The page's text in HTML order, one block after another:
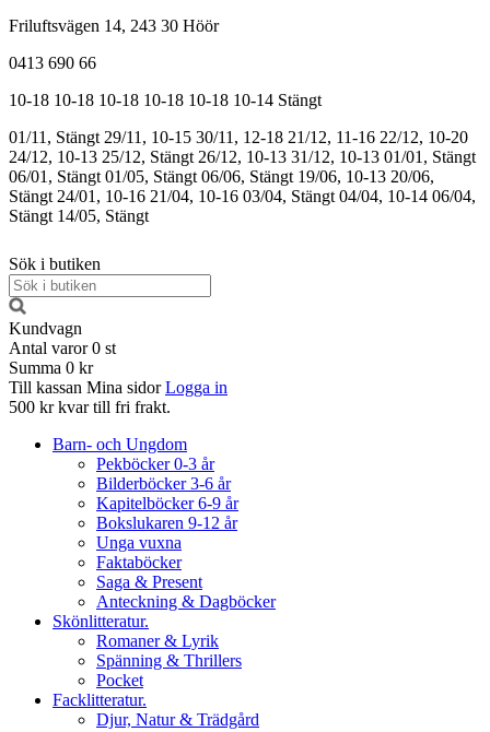
Friluftsvägen 14, 243 30 Höör
0413 690 66
10-18 10-18 10-18 10-18 10-18 10-14 Stängt
01/11, Stängt 29/11, 10-15 30/11, 12-18 21/12, 11-16 22/12, 10-20
24/12, 10-13 25/12, Stängt 26/12, 10-13 31/12, 10-13 01/01, Stängt
06/01, Stängt 01/05, Stängt 06/06, Stängt 19/06, 10-13 20/06,
Stängt 24/01, 10-16 21/04, 10-16 03/04, Stängt 04/04, 10-14 06/04,
Stängt 14/05, Stängt
Sök i butiken
Kundvagn
Antal varor 0 st
Summa 0 kr
Till kassan Mina sidor Logga in
500 kr kvar till fri frakt.
Barn- och Ungdom
Pekböcker 0-3 år
Bilderböcker 3-6 år
Kapitelböcker 6-9 år
Bokslukaren 9-12 år
Unga vuxna
Faktaböcker
Saga & Present
Anteckning & Dagböcker
Skönlitteratur.
Romaner & Lyrik
Spänning & Thrillers
Pocket
Facklitteratur.
Djur, Natur & Trädgård